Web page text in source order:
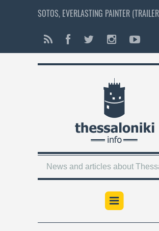
SOTOS, EVERLASTING PAINTER
News and articles about